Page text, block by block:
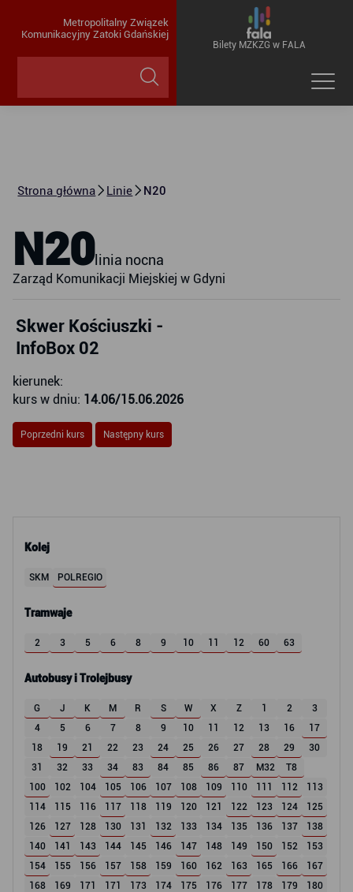
Metropolitalny Związek
Komunikacyjny Zatoki Gdańskiej
Bilety MZKZG w FALA
Strona główna Linie N20
Kolej
SKM POLREGIO
Tramwaje
2 3 5 6 8 9 10 11 12 60 63
Autobusy i Trolejbusy
G J K M R S W X Z 1 2
3
4
5 6 7 8 9 10 11 12 13 16
17
18
19 21 22 23 24 25 26 27 28 29
30
31
32 33 34 83 84 85 86 87 M32
T8
100
102 104 105 106 107 108 109 110 111 112
113
114
115 116 117 118 119 120 121 122 123 124
125
126
127 128 130 131 132 133 134 135 136 137
138
140
141 143 144 145 146 147 148 149 150 152
153
154
155 156 157 158 159 160 162 163 165 166
167
168
169 171 171 173 174 175 176 177 178 179
180
N20linia nocna
Zarząd Komunikacji Miejskiej w Gdyni
Skwer Kościuszki -
InfoBox 02
kierunek:
kurs w dniu: 14.06/15.06.2026
Poprzedni kurs Następny kurs